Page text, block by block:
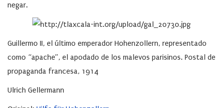
negar.
Guillermo II, el último emperador Hohenzollern, representado
como “apache”, el apodado de los malevos parisinos. Postal de
propaganda francesa, 1914
Ulrich Gellermann